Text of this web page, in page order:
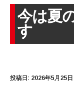
今は夏
す
投稿日: 2026年5月25日